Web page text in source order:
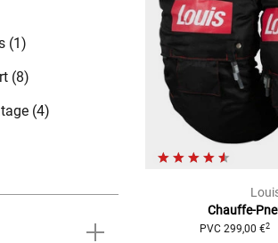
(1)
(8)
(4)
Chauffe-
PVC 299,00 €2